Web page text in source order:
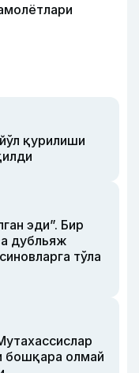
қурилиши
эди”. Бир
дубльяж
тўла
бошқара олмай